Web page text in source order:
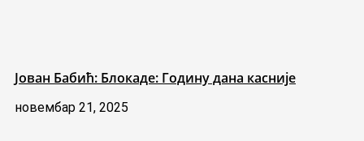
Јован Бабић: Блокаде: Годину дана касније
новембар 21, 2025